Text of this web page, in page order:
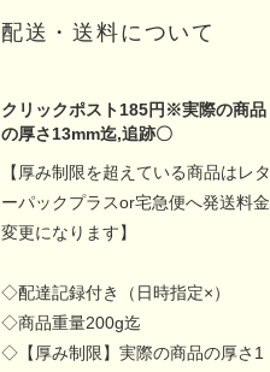
配送・送料について
クリックポスト185円※実際の商品
の厚さ13mm迄,追跡〇
【厚み制限を超えている商品はレタ
ーパックプラスor宅急便へ発送料金
変更になります】
◇配達記録付き（日時指定×）
◇商品重量200g迄
◇【厚み制限】実際の商品の厚さ1